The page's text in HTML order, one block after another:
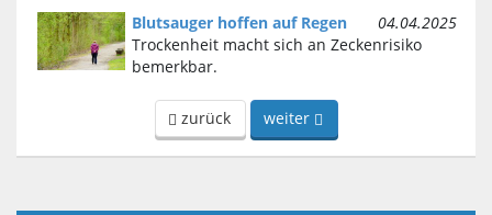
Blutsauger hoffen auf Regen
04.04.2025
Trockenheit macht sich an Zeckenrisiko
bemerkbar.
zurück weiter